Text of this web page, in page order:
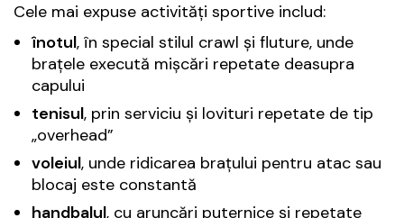
Cele mai expuse activități sportive includ:
înotul, în special stilul crawl și fluture, unde
brațele execută mișcări repetate deasupra
capului
tenisul, prin serviciu și lovituri repetate de tip
„overhead”
voleiul, unde ridicarea brațului pentru atac sau
blocaj este constantă
handbalul, cu aruncări puternice și repetate